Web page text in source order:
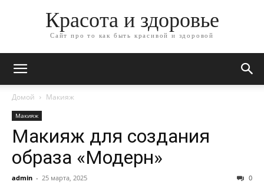
Красота и здоровье
Сайт про то как быть красивой и здоровой
Домой Макияж
Макияж
Макияж для создания
образа «Модерн»
admin - 25 марта, 2025 0